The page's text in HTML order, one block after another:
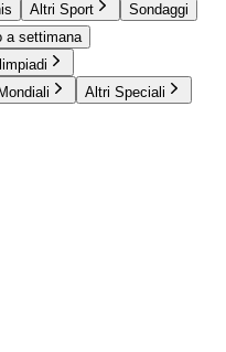
Altri Sport
Sondaggi
a settimana
Altri Speciali